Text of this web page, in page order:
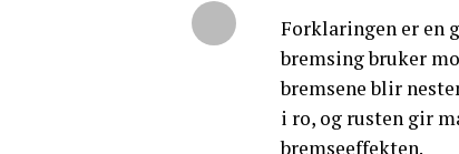
Forklaringen er en
bremsing bruker
bremsene blir
i ro, og rusten gir
bremseeffekten.